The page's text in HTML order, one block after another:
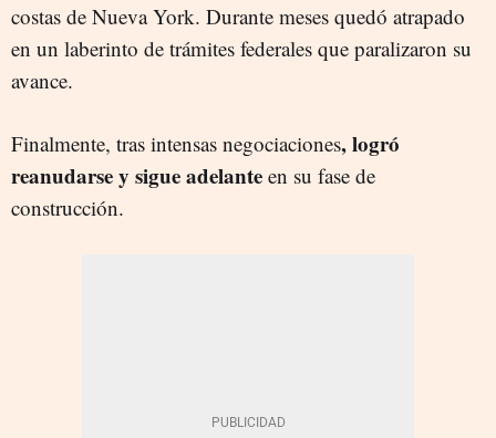
costas de Nueva York. Durante meses quedó atrapado
en un laberinto de trámites federales que paralizaron su
avance.
Finalmente, tras intensas negociaciones, logró
reanudarse y sigue adelante en su fase de
construcción.